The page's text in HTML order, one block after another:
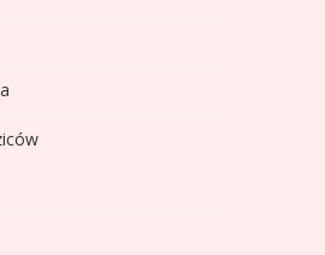
i statystyk
rankingi: Tabela,